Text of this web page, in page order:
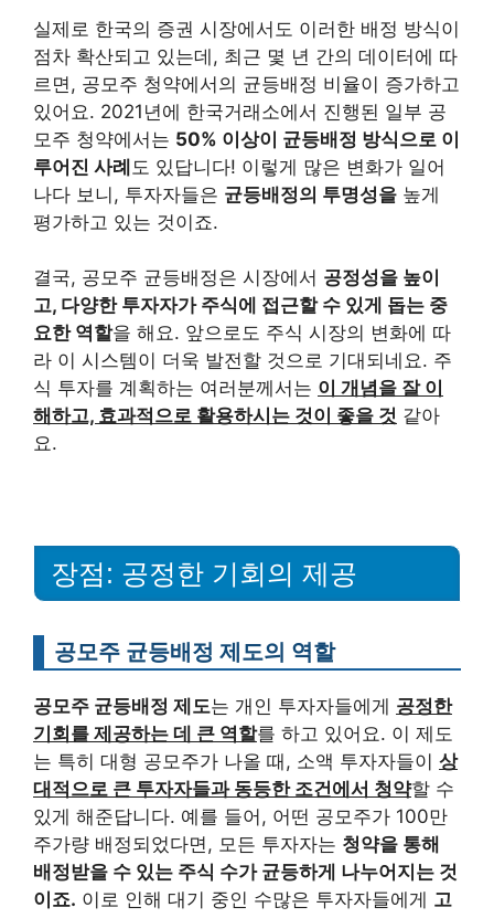
실제로 한국의 증권 시장에서도 이러한 배정 방식이
점차 확산되고 있는데, 최근 몇 년 간의 데이터에 따
르면, 공모주 청약에서의 균등배정 비율이 증가하고
있어요. 2021년에 한국거래소에서 진행된 일부 공
모주 청약에서는 50% 이상이 균등배정 방식으로 이
루어진 사례 도 있답니다! 이렇게 많은 변화가 일어
나다 보니, 투자자들은 균등배정의 투명성을 높게
평가하고 있는 것이죠.
결국, 공모주 균등배정은 시장에서 공정성을 높이
고, 다양한 투자자가 주식에 접근할 수 있게 돕는 중
요한 역할을 해요. 앞으로도 주식 시장의 변화에 따
라 이 시스템이 더욱 발전할 것으로 기대되네요. 주
식 투자를 계획하는 여러분께서는 이 개념을 잘 이
해하고, 효과적으로 활용하시는 것이 좋을 것 같아
요.
장점: 공정한 기회의 제공
공모주 균등배정 제도의 역할
공모주 균등배정 제도는 개인 투자자들에게 공정한
기회를 제공하는 데 큰 역할를 하고 있어요. 이 제도
는 특히 대형 공모주가 나올 때, 소액 투자자들이 상
대적으로 큰 투자자들과 동등한 조건에서 청약할 수
있게 해준답니다. 예를 들어, 어떤 공모주가 100만
주가량 배정되었다면, 모든 투자자는 청약을 통해
배정받을 수 있는 주식 수가 균등하게 나누어지는 것
이죠. 이로 인해 대기 중인 수많은 투자자들에게 고